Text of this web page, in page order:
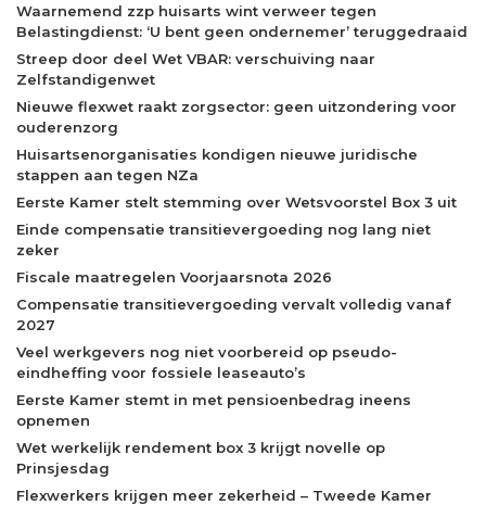
Waarnemend zzp huisarts wint verweer tegen
Belastingdienst: ‘U bent geen ondernemer’ teruggedraaid
Streep door deel Wet VBAR: verschuiving naar
Zelfstandigenwet
Nieuwe flexwet raakt zorgsector: geen uitzondering voor
ouderenzorg
Huisartsenorganisaties kondigen nieuwe juridische
stappen aan tegen NZa
Eerste Kamer stelt stemming over Wetsvoorstel Box 3 uit
Einde compensatie transitievergoeding nog lang niet
zeker
Fiscale maatregelen Voorjaarsnota 2026
Compensatie transitievergoeding vervalt volledig vanaf
2027
Veel werkgevers nog niet voorbereid op pseudo-
eindheffing voor fossiele leaseauto’s
Eerste Kamer stemt in met pensioenbedrag ineens
opnemen
Wet werkelijk rendement box 3 krijgt novelle op
Prinsjesdag
Flexwerkers krijgen meer zekerheid – Tweede Kamer